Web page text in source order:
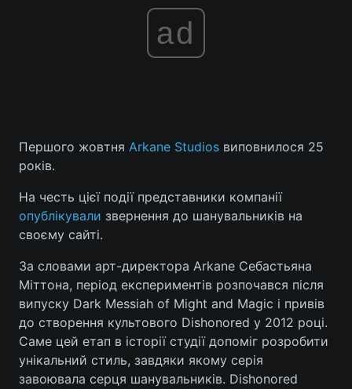
ad
Першого жовтня Arkane Studios виповнилося 25
років.
На честь цієї події представники компанії
опублікували звернення до шанувальників на
своєму сайті.
За словами арт-директора Arkane Себастьяна
Міттона, період експериментів розпочався після
випуску Dark Messiah of Might and Magic і привів
до створення культового Dishonored у 2012 році.
Саме цей етап в історії студії допоміг розробити
унікальний стиль, завдяки якому серія
завоювала серця шанувальників. Dishonored